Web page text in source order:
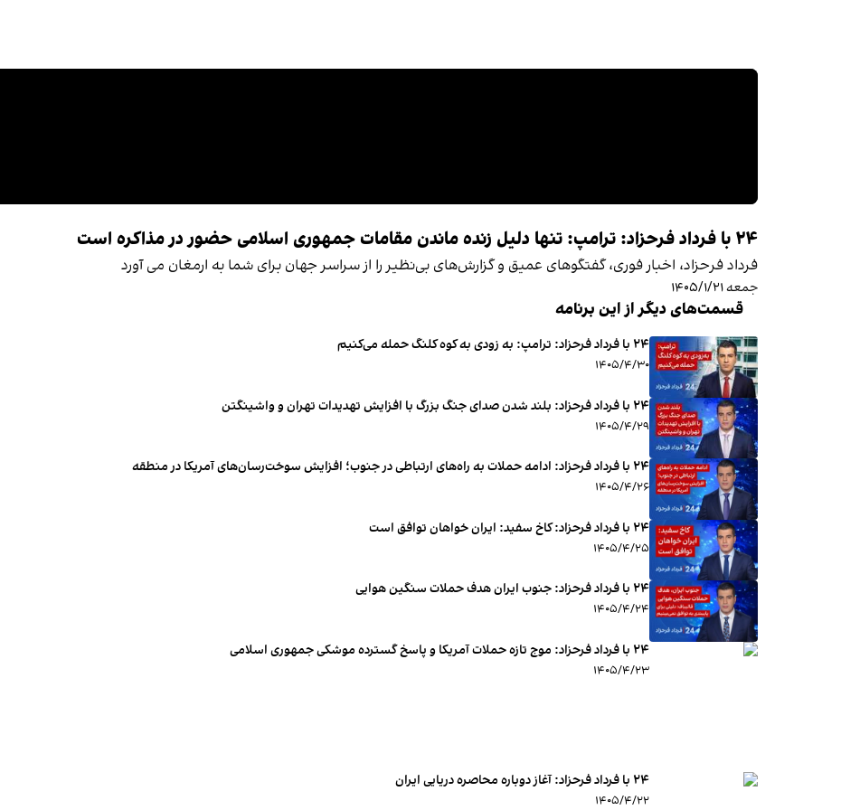
فرداد فرحزاد، اخبار فوری، گفتگوهای عمیق و گزارش‌های بی‌نظیر را از سراسر جهان برای شما به ارمغان می آورد
جمعه ۱۴۰۵/۱/۲۱
قسمت‌های دیگر از این برنامه
۲۴ با فرداد فرحزاد: ترامپ: به زودی به کوه کلنگ حمله می‌کنیم
۱۴۰۵/۴/۳۰
۲۴ با فرداد فرحزاد: بلند شدن صدای جنگ بزرگ با افزایش تهدیدات تهران و واشینگتن
۱۴۰۵/۴/۲۹
۲۴ با فرداد فرحزاد: ادامه حملات به راه‌های ارتباطی در جنوب؛ افزایش سوخت‌رسان‌های آمریکا در منطقه
۱۴۰۵/۴/۲۶
۱۴۰۵/۴/۲۵
۱۴۰۵/۴/۲۴
۱۴۰۵/۴/۲۳
۲۴ با فرداد فرحزاد: آغاز دوباره محاصره دریایی ایران
۱۴۰۵/۴/۲۲